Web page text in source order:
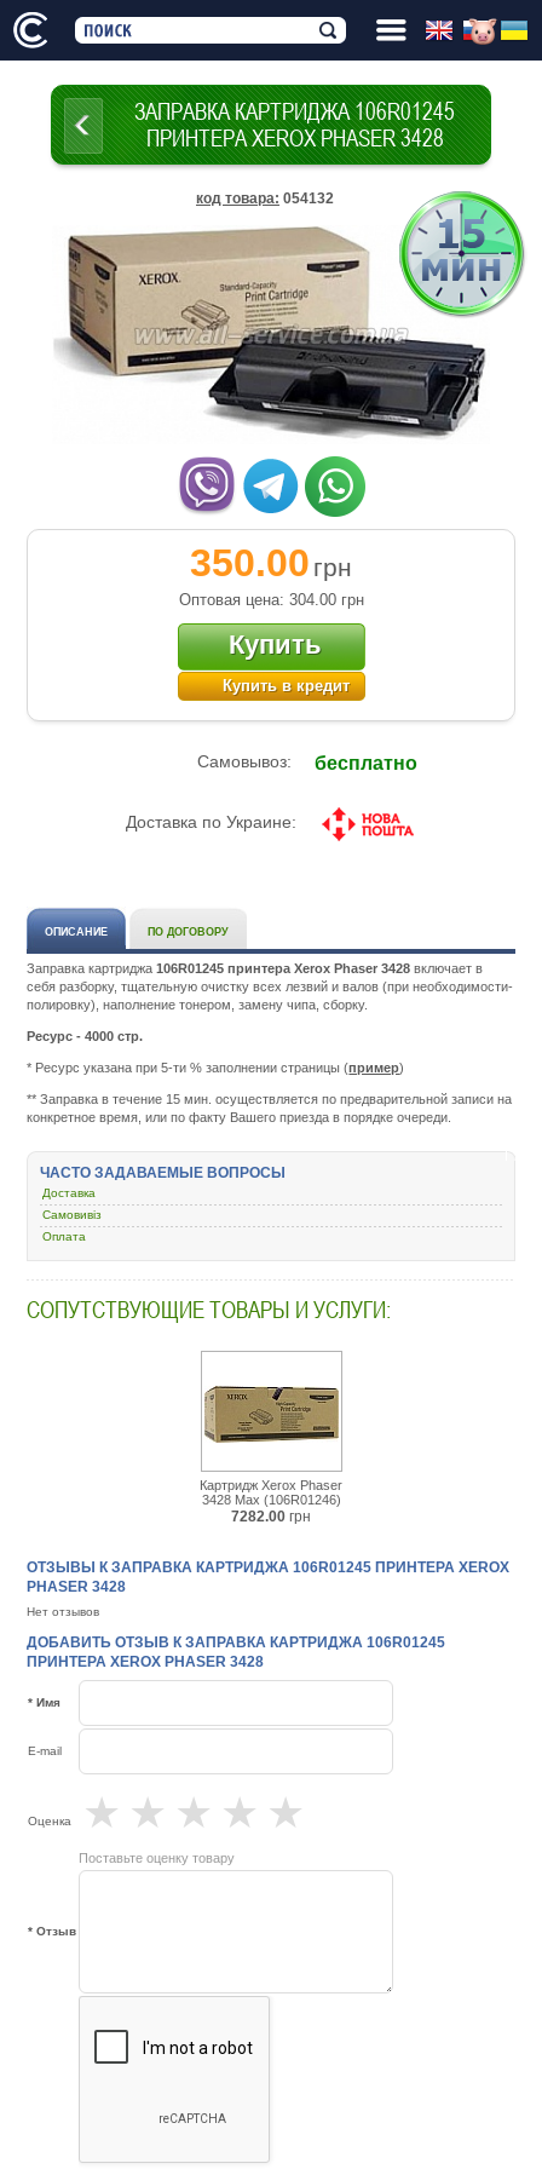
ЗАПРАВКА КАРТРИДЖА 106R01245
ПРИНТЕРА XEROX PHASER 3428
код товара: 054132
350.00 грн
Оптовая цена: 304.00 грн
Купить
Купить в кредит
Самовывоз: бесплатно
Доставка по Украине:
ОПИСАНИЕ ПО ДОГОВОРУ
Заправка картриджа106R01245 принтера Xerox Phaser 3428 включает в
себя разборку, тщательную очистку всех лезвий и валов (при необходимости-
полировку), наполнение тонером, замену чипа, сборку.
Ресурс - 4000 стр.
* Ресурс указана при 5-ти % заполнении страницы (пример)
zapravka-
** Заправка в течение 15 мин. осуществляется по предварительной записи на
конкретное время, или по факту Вашего приезда в порядке очереди.
ЧАСТО ЗАДАВАЕМЫЕ ВОПРОСЫ
Доставка
Самовивіз
Оплата
СОПУТСТВУЮЩИЕ ТОВАРЫ И УСЛУГИ:
Картридж Xerox Phaser
3428 Max (106R01246)
7282.00 грн
ОТЗЫВЫ К ЗАПРАВКА КАРТРИДЖА 106R01245 ПРИНТЕРА XEROX
PHASER 3428
Нет отзывов
ДОБАВИТЬ ОТЗЫВ К ЗАПРАВКА КАРТРИДЖА 106R01245
ПРИНТЕРА XEROX PHASER 3428
* Имя
E-mail
Оценка ★
★
★
★
★
Поставьте оценку товару
* Отзыв